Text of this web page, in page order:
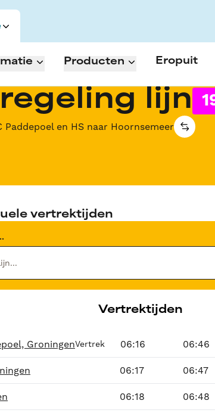
Producten Eropuit
lijn
Paddepoel en HS naar Hoornsemeer
vertrektijden
Vertrektijden
GroningenVertrek 06:16 06:46
06:17 06:47
06:18 06:48